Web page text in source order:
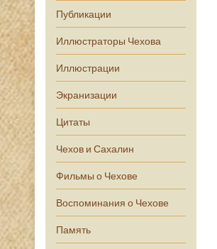
Публикации
Иллюстраторы Чехова
Иллюстрации
Экранизации
Цитаты
Чехов и Сахалин
Фильмы о Чехове
Воспоминания о Чехове
Память